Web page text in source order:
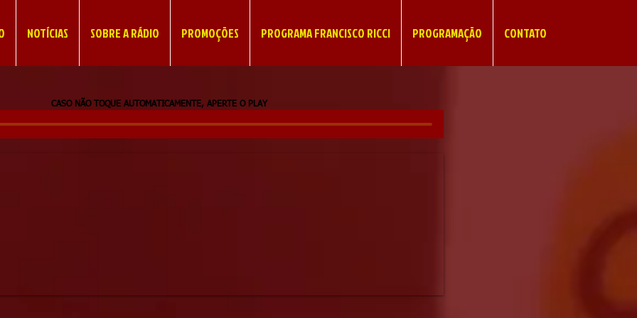
NOTÍCIAS SOBRE A RÁDIO PROMOÇÕES PROGRAMA FRANCISCO RICCI PROGRAMAÇÃO CONTATO
CASO NÃO TOQUE AUTOMATICAMENTE, APERTE O PLAY